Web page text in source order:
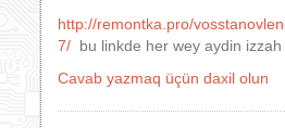
http://remontka.pro/
7/ bu linkde her wey aydin
Cavab yazmaq üçün daxil olun